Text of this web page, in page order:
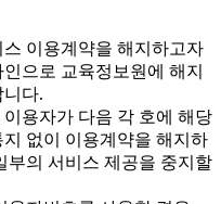
이용계약을 해지하고자
으로 교육정보원에 해지
니다.
용자가 다음 각 호에 해당
없이 이용계약을 해지하
부의 서비스 제공을 중지할